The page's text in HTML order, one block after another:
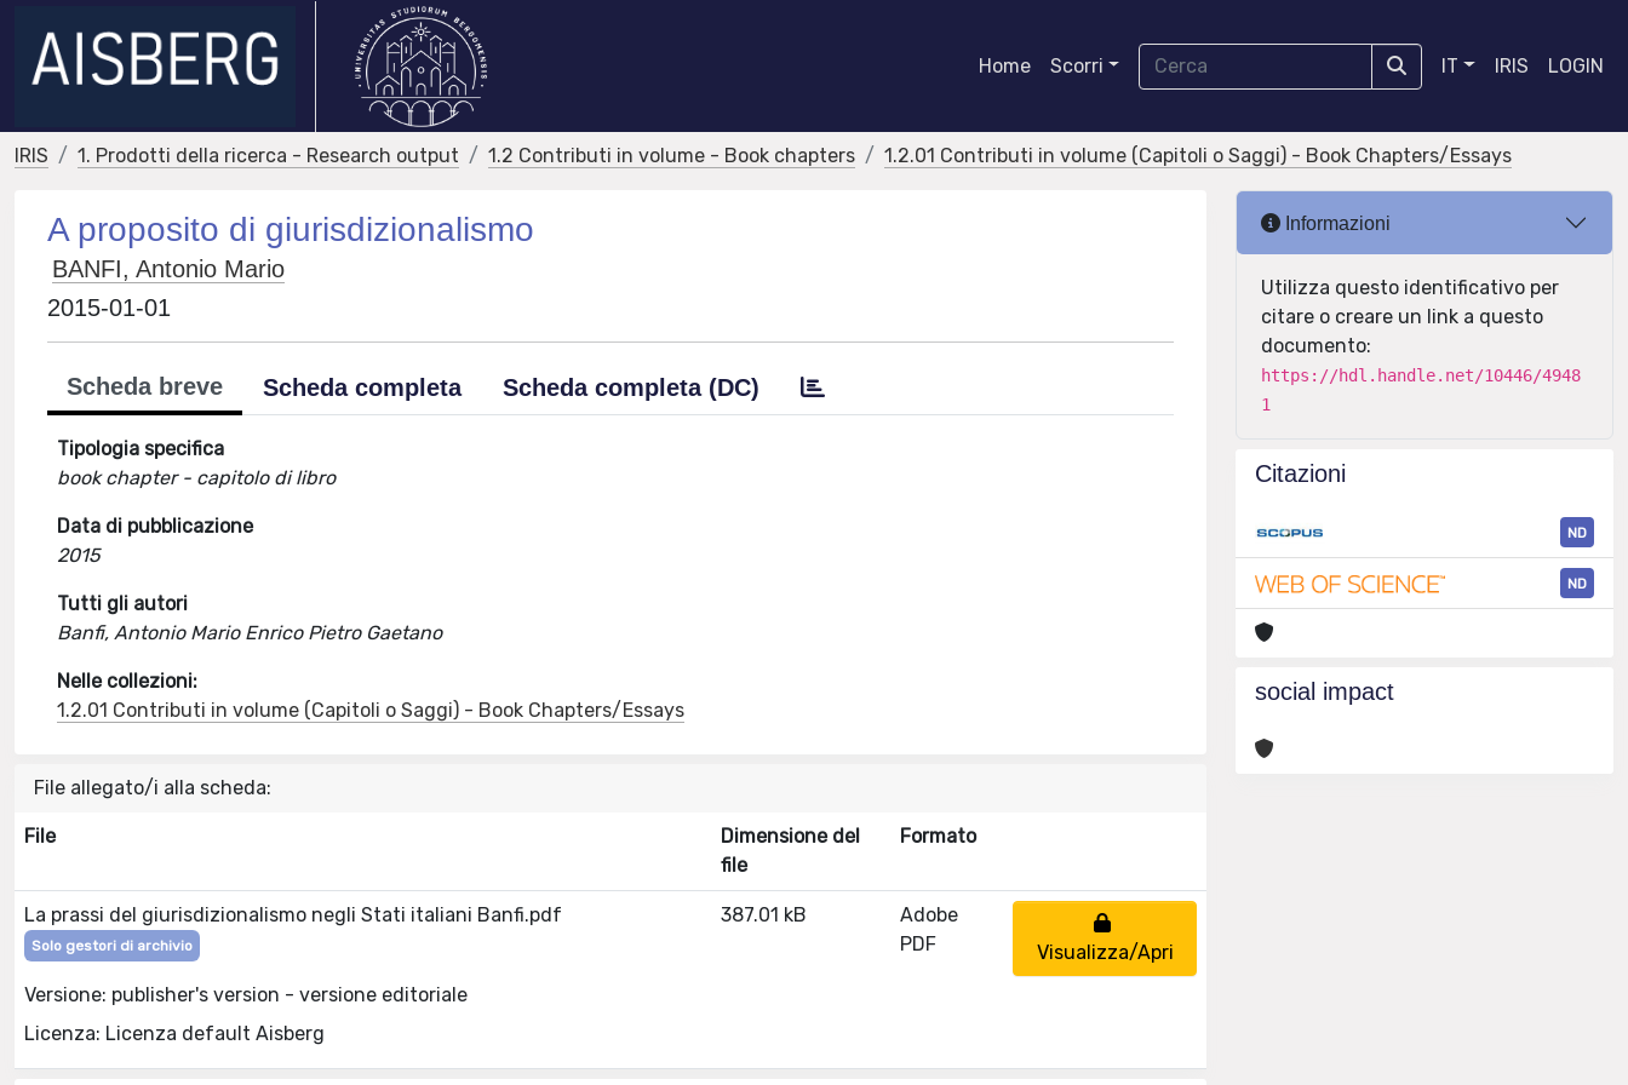
Home Scorri IT IRIS LOGIN
IRIS 1. Prodotti della ricerca - Research output 1.2 Contributi in volume - Book chapters 1.2.01 Contributi in volume (Capitoli o Saggi) - Book Chapters/Essays
A proposito di giurisdizionalismo
BANFI, Antonio Mario
2015-01-01
Scheda breve Scheda completa Scheda completa (DC)
Tipologia specifica
book chapter - capitolo di libro
Data di pubblicazione
2015
Tutti gli autori
Banfi, Antonio Mario Enrico Pietro Gaetano
Nelle collezioni:
1.2.01 Contributi in volume (Capitoli o Saggi) - Book Chapters/Essays
File allegato/i alla scheda:
File
Dimensione del
file
Formato
La prassi del giurisdizionalismo negli Stati italiani Banfi.pdf
Solo gestori di archivio
Versione: publisher's version - versione editoriale
Licenza: Licenza default Aisberg
387.01 kB
Adobe
PDF
Visualizza/Apri
Informazioni
Utilizza questo identificativo per
citare o creare un link a questo
documento:
https://hdl.handle.net/10446/4948
1
Citazioni
ND
ND
social impact